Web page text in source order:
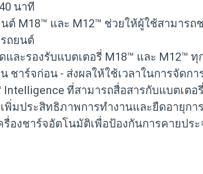
นาที
ต์ M18™ และ M12™ ช่วยให้ผู้ใช้สามาร
รถยนต์
ละรองรับแบตเตอรี่ M18™ และ M12™ ทุ
ชาร์จก่อน - ส่งผลให้ใช้เวลาในการจัดก
Intelligence ที่สามารถสื่อสารกับแบตเต
มประสิทธิภาพการทำงานและยืดอายุกา
องชาร์จอัตโนมัติเพื่อป้องกันการคายปร